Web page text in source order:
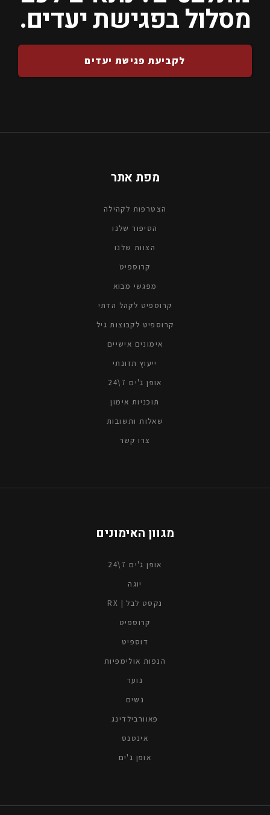
מסלול בפגישת יעדים.
לקביעת פגישת יעדים
מפת אתר
הצטרפות לקהילה
הסיפור שלנו
הצוות שלנו
קרוספיטׁ
מפגשי מבוא
קרוספיט לקהל הדתי
קרוספיט לקבוצות גיל
אימונים אישיים
ייעוץ תזונתי
אופן ג'ים 7\24
תוכניות אימון
שאלות ותשובות
צרו קשר
מגוון האימונים
אופן ג'ים 7\24
יוגה
נקסט לבל | RX
קרוספיט
דוספיט
הנפות אולימפיות
נוער
נשים
פאוורבילדינג
אינטנס
אופן ג'ים